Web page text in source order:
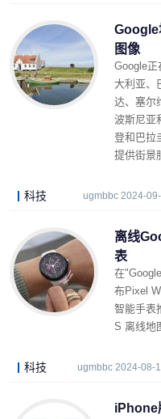
Google
图像
Google正
大利亚、
达、塞尔
波斯尼亚
登和巴拉
提供街景
科技 ugmbbc 2024-
离线
表
在
布Pixel
智能手表
S 离线地
科技 ugmbbc 2024-08-
iPhone